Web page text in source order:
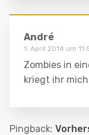
André
1. April 2014 um
Zombies in
kriegt ihr
Pingback: